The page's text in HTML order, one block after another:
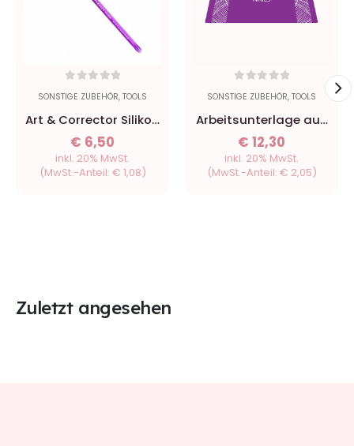
SONSTIGE ZUBEHÖR, TOOLS
Art & Corrector Silikon
Pen
€ 6,50
inkl. 20% MwSt.
(MwSt.-Anteil: € 1,08)
SONSTIGE ZUBEHÖR, TOOLS
Arbeitsunterlage aus
Silikon, lila
€ 12,30
inkl. 20% MwSt.
(MwSt.-Anteil: € 2,05)
Zuletzt angesehen